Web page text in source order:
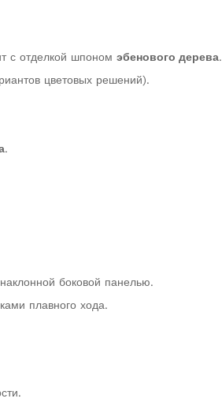
с отделкой шпоном эбенового дерева.
цветовых решений).
.
боковой панелью.
плавного хода.